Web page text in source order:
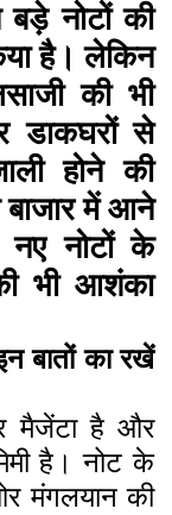
नोटों की
है। लेकिन
की भी
डाकघरों से
होने की
में आने
नए नोटों के
भी आशंका
बातों का रखें
मैजेंटा है और
है। नोट के
मंगलयान की